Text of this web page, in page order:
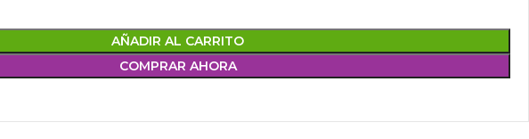
AÑADIR AL CARRITO
COMPRAR AHORA